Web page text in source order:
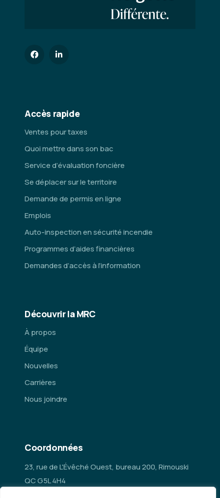
Accès rapide
Ventes pour taxes
Quoi mettre dans son bac
Service d’évaluation foncière
Se déplacer sur le territoire
Demande de permis en ligne
Emplois
Auto-inspection en sécurité incendie
Programmes d’aides financières
Demandes d’accès à l’information
Découvrir la MRC
À propos
Équipe
Nouvelles
Carrières
Nous joindre
Coordonnées
23, rue de L'Évêché Ouest, bureau 200, Rimouski
QC G5L 4H4